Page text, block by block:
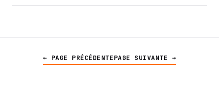
← PAGE PRÉCÉDENTEPAGE SUIVANTE →